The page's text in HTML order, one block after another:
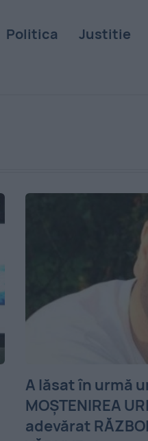
Politica Justitie
A lăsat în urmă
MOŞTENIREA
adevărat